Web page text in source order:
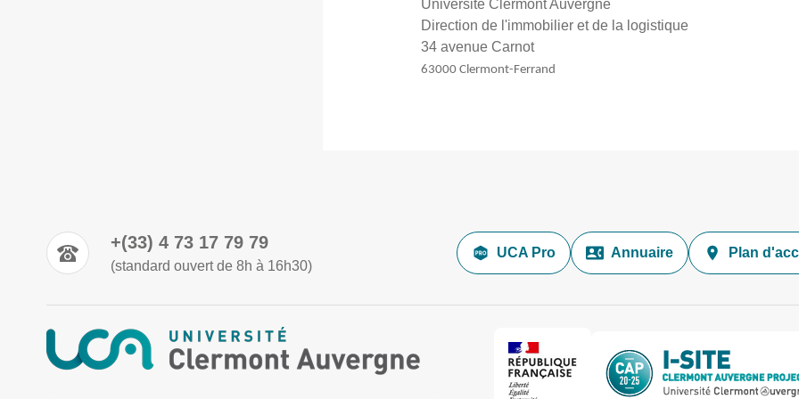
Université Clermont Auvergne
Direction de l'immobilier et de la logistique
34 avenue Carnot
63000 Clermont-Ferrand
+(33) 4 73 17 79 79
(standard ouvert de 8h à 16h30)
UCA Pro Annuaire Plan